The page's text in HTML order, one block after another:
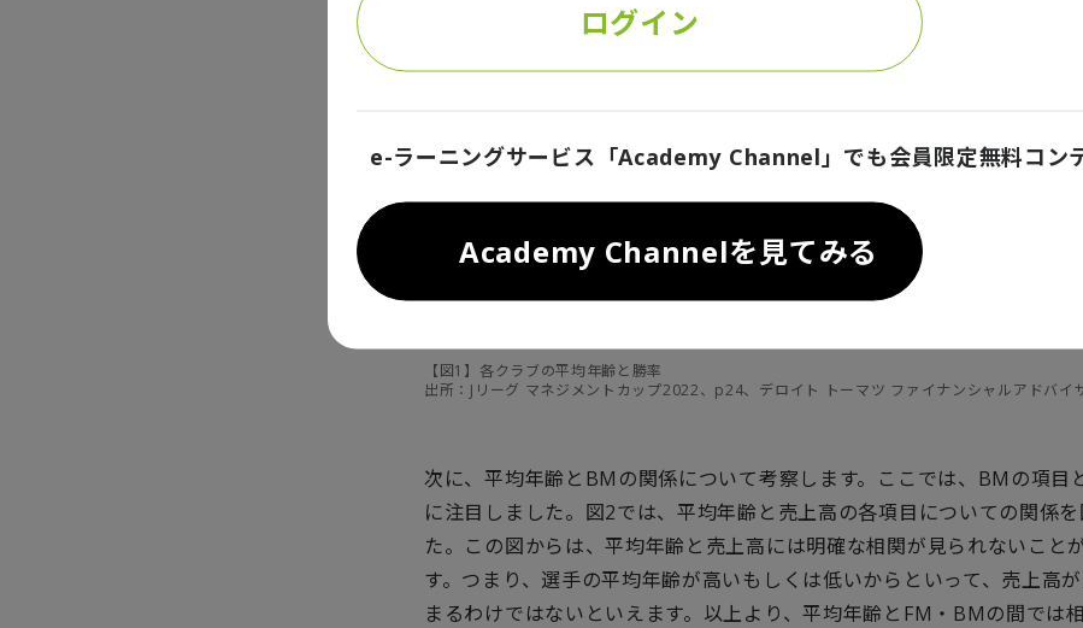
【図1】各クラブの平均年齢と勝率
出所：Jリーグ マネジメントカップ2022、p24、デロイト トーマツ ファイナンシャルアドバイ
次に、平均年齢とBMの関係について考察します。ここでは、BMの項目
に注目しました。図2では、平均年齢と売上高の各項目についての関係
た。この図からは、平均年齢と売上高には明確な相関が見られないこと
す。つまり、選手の平均年齢が高いもしくは低いからといって、売上高
まるわけではないといえます。以上より、平均年齢とFM・BMの間では
ログイン
e-ラーニングサービス「Academy Channel」でも会員限定無料コン
Academy Channelを見てみる